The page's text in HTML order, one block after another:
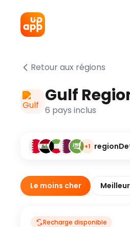
Retour aux régions
Gulf
6 pays inclus
+1
Le moins cher
Recharge disponible